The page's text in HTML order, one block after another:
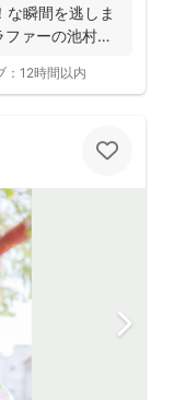
な瞬間を逃しま
ファーの池村
12時間以内